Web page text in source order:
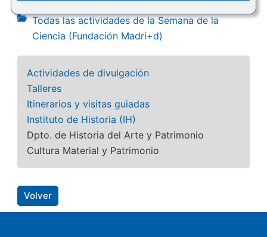
Todas las actividades de la Semana de la
Ciencia (Fundación Madri+d)
Actividades de divulgación
Talleres
Itinerarios y visitas guiadas
Instituto de Historia (IH)
Dpto. de Historia del Arte y Patrimonio
Cultura Material y Patrimonio
Volver